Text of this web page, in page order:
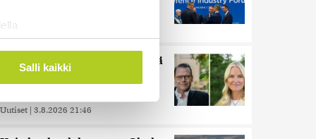
. Voit muuttaa
tukemiseen
Salli kaikki
Uutiset
Miksi Ruotsin Daniel on pelkkä
Uutiset | 3.8.2026 21:46